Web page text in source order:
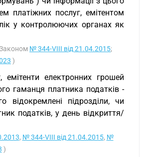
платіжних послуг, емітентом
у контролюючих органах як
Законом № 344-VIII від 21.04.2015;
)
емітенти електронних грошей
гаманця платника податків -
відокремлені підрозділи, чи
податків, у день відкриття/
, № 344-VIII від 21.04.2015, №
)